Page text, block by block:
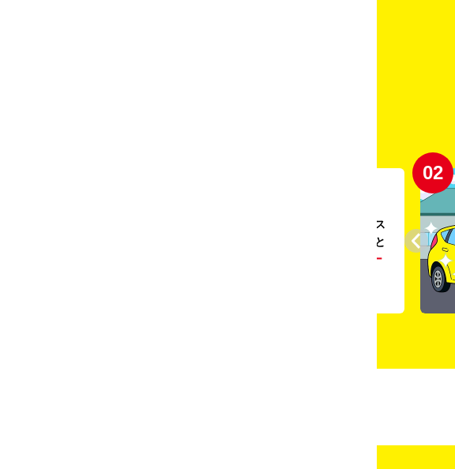
。ガソリンス
タンドや整備工場の既存インフラを活用すること
リー
02